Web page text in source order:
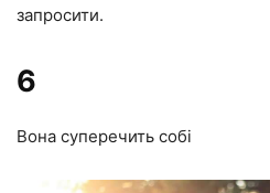
запросити.
6
Вона суперечить собі